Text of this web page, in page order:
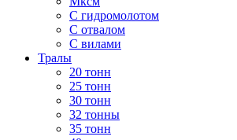
С гидромолотом
С отвалом
С вилами
Тралы
20 тонн
25 тонн
30 тонн
32 тонны
35 тонн